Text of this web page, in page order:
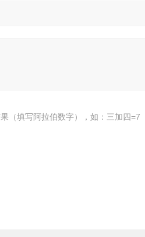
（填写阿拉伯数字），如：三加四=7